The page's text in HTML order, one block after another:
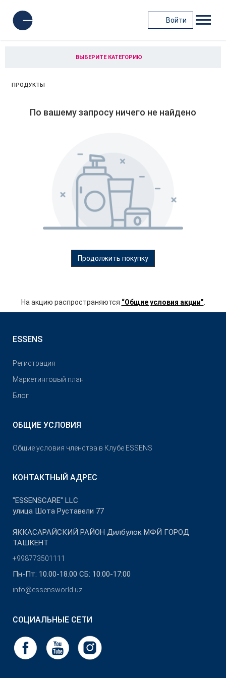
Войти
ВЫБЕРИТЕ КАТЕГОРИЮ
ПРОДУКТЫ
По вашему запросу ничего не найдено
Продолжить покупку
На акцию распространяются “Общие условия акции”
ESSENS
Pегистрация
Маркетинговый план
Блог
ОБЩИЕ УСЛОВИЯ
Общие условия членства в Клубе ESSENS
КОНТАКТНЫЙ АДРЕС
"ESSENSCARE" LLC
улица Шота Руставели 77
ЯККАСАРАЙСКИЙ РАЙОН Дилбулок МФЙ ГОРОД
ТАШКЕНТ
+998773501111
Пн-Пт: 10.00-18.00 СБ: 10:00-17:00
info@essensworld.uz
СОЦИАЛЬНЫЕ СЕТИ